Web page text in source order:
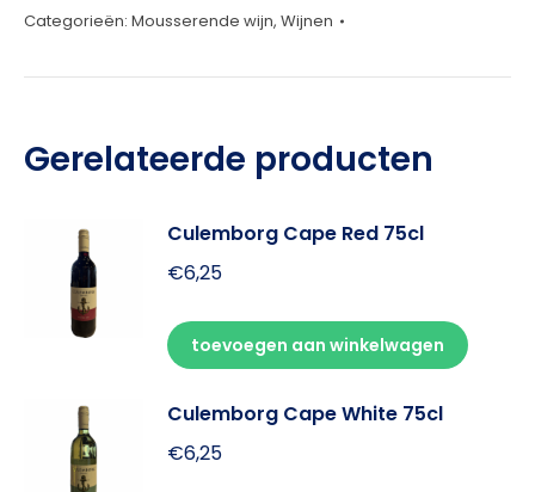
Categorieën: Mousserende wijn, Wijnen
Gerelateerde producten
Culemborg Cape Red 75cl
€6,25
toevoegen aan winkelwagen
Culemborg Cape White 75cl
€6,25